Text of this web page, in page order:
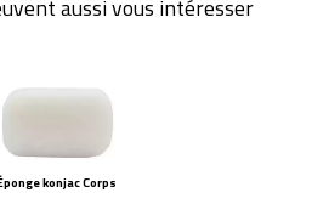
aussi vous intéresser
konjac Corps